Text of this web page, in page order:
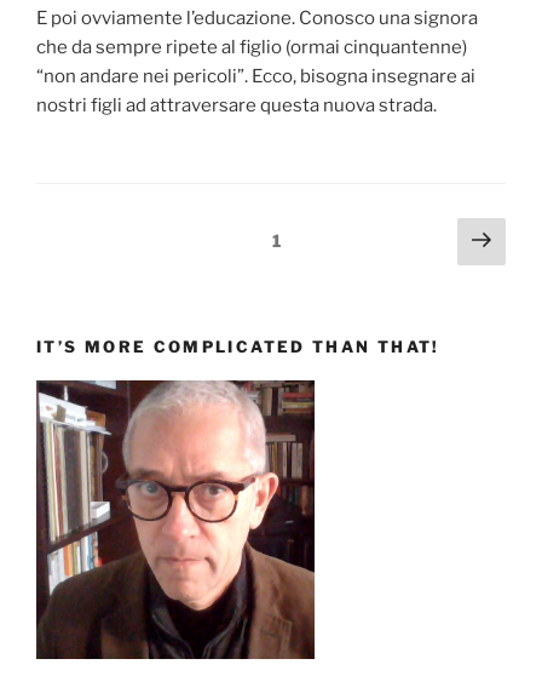
E poi ovviamente l’educazione. Conosco una signora
che da sempre ripete al figlio (ormai cinquantenne)
“non andare nei pericoli”. Ecco, bisogna insegnare ai
nostri figli ad attraversare questa nuova strada.
Pagina1
IT’S MORE COMPLICATED THAN THAT!